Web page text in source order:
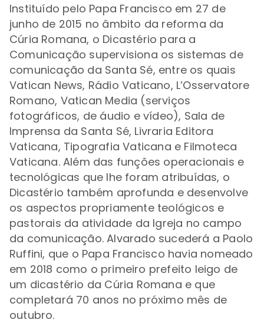
Instituído pelo Papa Francisco em 27 de
junho de 2015 no âmbito da reforma da
Cúria Romana, o Dicastério para a
Comunicação supervisiona os sistemas de
comunicação da Santa Sé, entre os quais
Vatican News, Rádio Vaticano, L’Osservatore
Romano, Vatican Media (serviços
fotográficos, de áudio e vídeo), Sala de
Imprensa da Santa Sé, Livraria Editora
Vaticana, Tipografia Vaticana e Filmoteca
Vaticana. Além das funções operacionais e
tecnológicas que lhe foram atribuídas, o
Dicastério também aprofunda e desenvolve
os aspectos propriamente teológicos e
pastorais da atividade da Igreja no campo
da comunicação. Alvarado sucederá a Paolo
Ruffini, que o Papa Francisco havia nomeado
em 2018 como o primeiro prefeito leigo de
um dicastério da Cúria Romana e que
completará 70 anos no próximo mês de
outubro.